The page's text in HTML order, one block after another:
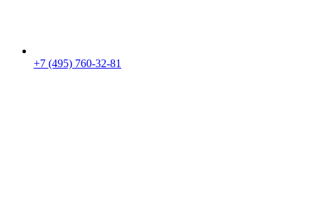
+7 (495) 760-32-81